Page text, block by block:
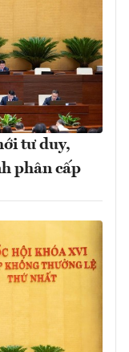
tư duy,
phân cấp